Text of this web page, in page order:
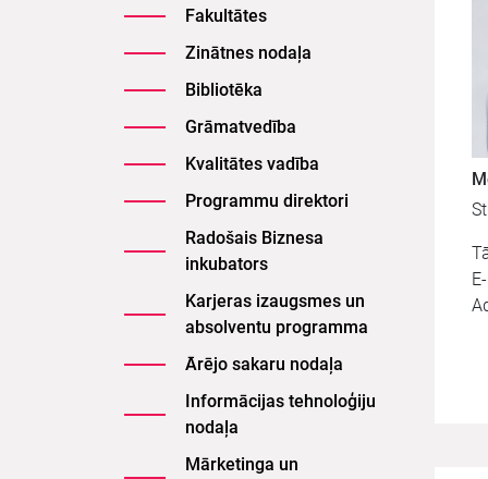
Fakultātes
Zinātnes nodaļa
Bibliotēka
Grāmatvedība
Kvalitātes vadība
Programmu direktori
Radošais Biznesa
inkubators
Karjeras izaugsmes un
absolventu programma
Ārējo sakaru nodaļa
Informācijas tehnoloģiju
nodaļa
Mārketinga un